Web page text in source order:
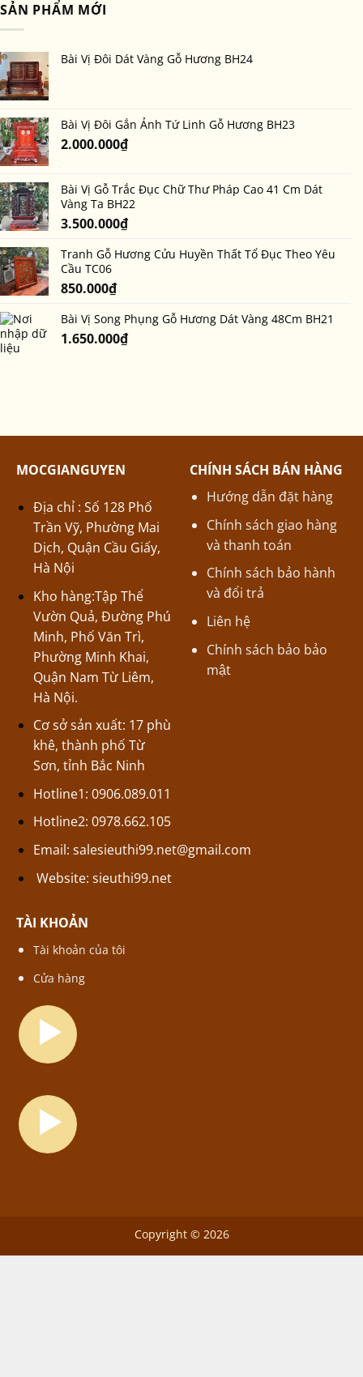
tiên
ảnh
bằng
Khi
điểm
SẢN PHẨM MỚI
Bài Vị Đôi Dát Vàng Gỗ Hương BH24
Bài Vị Đôi Gắn Ảnh Tứ Linh Gỗ Hương BH23
2.000.000₫
Bài Vị Gỗ Trắc Đục Chữ Thư Pháp Cao 41 Cm Dát
Vàng Ta BH22
3.500.000₫
Tranh Gỗ Hương Cửu Huyền Thất Tổ Đục Theo Yêu
Cầu TC06
850.000₫
Bài Vị Song Phụng Gỗ Hương Dát Vàng 48Cm BH21
1.650.000₫
MOCGIANGUYEN
Địa chỉ : Số 128 Phố
Trần Vỹ, Phường Mai
Dịch, Quận Cầu Giấy,
Hà Nội
Kho hàng:Tập Thể
Vườn Quả, Đường Phú
Minh, Phố Văn Trì,
Phường Minh Khai,
Quận Nam Từ Liêm,
Hà Nội.
Cơ sở sản xuất: 17 phù
khê, thành phố Từ
Sơn, tỉnh Bắc Ninh
Hotline1: 0906.089.011
Hotline2: 0978.662.105
Email: salesieuthi99.net@gmail.com
Website: sieuthi99.net
CHÍNH SÁCH BÁN HÀNG
Hướng dẫn đặt hàng
Chính sách giao hàng
và thanh toán
Chính sách bảo hành
và đổi trả
Liên hệ
Chính sách bảo bảo
mật
TÀI KHOẢN
Tài khoản của tôi
Cửa hàng
Copyright © 2026